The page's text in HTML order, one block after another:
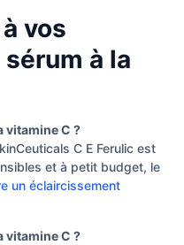
vos
à la
vitamine C ?
C E Ferulic est
et à petit budget, le
un éclaircissement
vitamine C ?